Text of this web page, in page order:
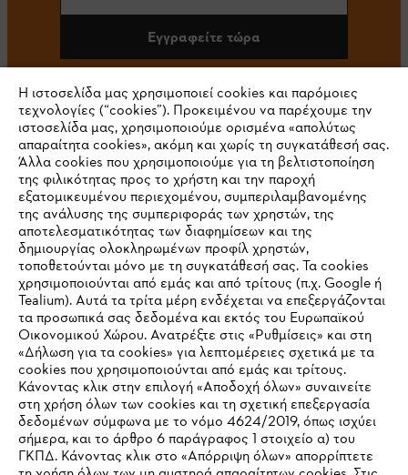
Εγγραφείτε τώρα
#STIHL
Εταιρεία
STIHL Συχνές ερωτήσεις
Service
IHR BROWSER WIRD NICHT
UNTERSTÜTZT
Η ιστοσελίδα μας χρησιμοποιεί cookies και παρόμοιες
τεχνολογίες (“cookies”). Προκειμένου να παρέχουμε την
ιστοσελίδα μας, χρησιμοποιούμε ορισμένα «απολύτως
απαραίτητα cookies», ακόμη και χωρίς τη συγκατάθεσή σας.
Άλλα cookies που χρησιμοποιούμε για τη βελτιστοποίηση
της φιλικότητας προς το χρήστη και την παροχή
εξατομικευμένου περιεχομένου, συμπεριλαμβανομένης
της ανάλυσης της συμπεριφοράς των χρηστών, της
αποτελεσματικότητας των διαφημίσεων και της
δημιουργίας ολοκληρωμένων προφίλ χρηστών,
τοποθετούνται μόνο με τη συγκατάθεσή σας. Τα cookies
χρησιμοποιούνται από εμάς και από τρίτους (π.χ. Google ή
Tealium). Αυτά τα τρίτα μέρη ενδέχεται να επεξεργάζονται
τα προσωπικά σας δεδομένα και εκτός του Ευρωπαϊκού
Οικονομικού Χώρου. Ανατρέξτε στις «Ρυθμίσεις» και στη
«Δήλωση για τα cookies» για λεπτομέρειες σχετικά με τα
cookies που χρησιμοποιούνται από εμάς και τρίτους.
Κάνοντας κλικ στην επιλογή «Αποδοχή όλων» συναινείτε
στη χρήση όλων των cookies και τη σχετική επεξεργασία
δεδομένων σύμφωνα με το νόμο 4624/2019, όπως ισχύει
σήμερα, και το άρθρο 6 παράγραφος 1 στοιχείο α) του
ΓΚΠΔ. Κάνοντας κλικ στο «Απόρριψη όλων» απορρίπτετε